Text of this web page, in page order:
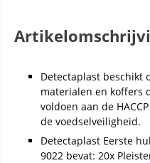
Detectaplast beschikt
materialen en koffers
voldoen aan de
de voedselveiligheid.
Detectaplast Eerste
9022 bevat: 20x